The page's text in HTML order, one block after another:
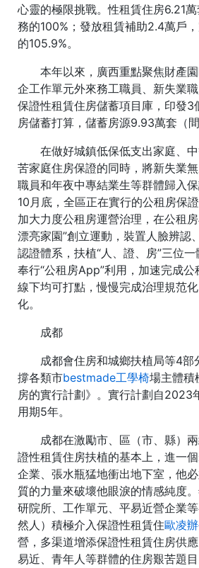
心靈的極限挑戰。性租賃住房6.21
務的100%；發放租賃補助2.4萬戶
的105.9%。
本年以來，廣西重點聚焦財產
企工作單元外來務工職員、新失業
保證性租賃住房儲蓄項目庫，印發3
房儲蓄打算，儲蓄房源9.93萬套（間
在做好城鎮低保低支出家庭、
苦家庭住房保證的同時，將新失業
職員和年夜中專結業生等群體歸入
10月底，全區正在實行的公租房保
加大力度公租房運營治理，在公租
漂亮家園”創立運動，裝置人臉辨認
認證體系，扶植“人、證、房”三位一
奉行“公租房App”利用，加速完成
線下均可打點，慢慢完成治理規范
化。
成都
成都會住房和城鄉扶植局等4部
撐各類市bestmade工學椅場主體積
房的實行計劃》。實行計劃自2023
用期5年。
成都在激勵市、區（市、縣）
證性租賃住房扶植的基本上，進一
企業、張水瓶猛地衝出地下室，他
質的力量來破壞他眼淚的情感純度
研院所、工作單元、平易近營企業
然人）積極介入保證性租賃住歐凌
營，多渠道增添保證性租賃住房供
易近、青年人等群體的住房艱苦題